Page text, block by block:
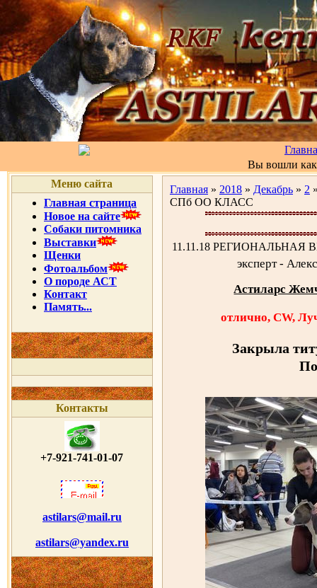
Вы вошли
Меню сайта
Главная страница
Новое на сайте
Собаки питомника
Выставки
Щенки
Фотоальбом
О породе АСТ
Контакт
Память...
Контакты
+7-921-741-01-07
astilars@mail.ru
astilars@yandex.ru
Главная » 2018 » Декабрь » 2
СПб ОО КЛАСС
11.11.18
эксперт -
Астиларс
отлично, СW,
Закрыла